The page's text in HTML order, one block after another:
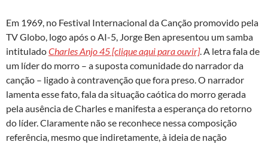
Em 1969, no Festival Internacional da Canção promovido pela
TV Globo, logo após o AI-5, Jorge Ben apresentou um samba
intituladoCharles Anjo 45 [clique aqui para ouvir]. A letra fala de
um líder do morro – a suposta comunidade do narrador da
canção – ligado à contravenção que fora preso. O narrador
lamenta esse fato, fala da situação caótica do morro gerada
pela ausência de Charles e manifesta a esperança do retorno
do líder. Claramente não se reconhece nessa composição
referência, mesmo que indiretamente, à ideia de nação